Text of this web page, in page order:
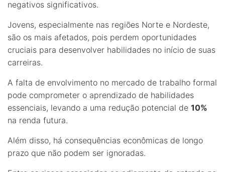
negativos significativos.
Jovens, especialmente nas regiões Norte e Nordeste,
são os mais afetados, pois perdem oportunidades
cruciais para desenvolver habilidades no início de suas
carreiras.
A falta de envolvimento no mercado de trabalho formal
pode comprometer o aprendizado de habilidades
essenciais, levando a uma redução potencial de 10%
na renda futura.
Além disso, há consequências econômicas de longo
prazo que não podem ser ignoradas.